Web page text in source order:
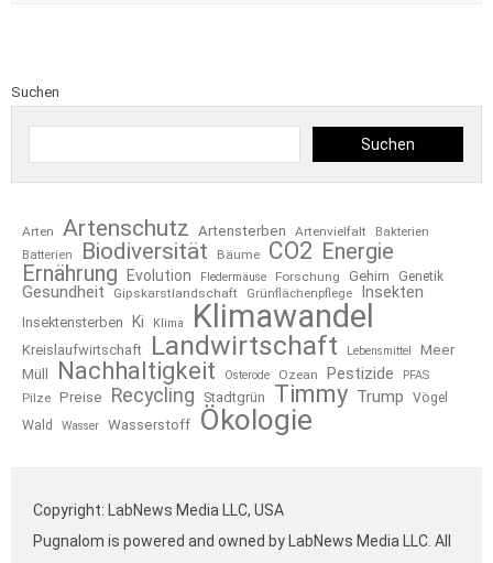
Suchen
Suchen
Arten Artenschutz Artensterben Artenvielfalt
Bakterien
Batterien
Biodiversität Bäume CO2 Energie
Ernährung
Evolution Fledermäuse Forschung Gehirn Genetik
Gesundheit Gipskarstlandschaft Grünflächenpflege Insekten
Insektensterben Ki Klima Klimawandel
Kreislaufwirtschaft Landwirtschaft Lebensmittel
Meer
Müll
Nachhaltigkeit Osterode Ozean Pestizide PFAS
Pilze Preise Recycling Stadtgrün Timmy Trump
Vögel
Wald
Wasser Wasserstoff Ökologie
Copyright: LabNews Media LLC, USA
Pugnalom is powered and owned by LabNews Media LLC. All